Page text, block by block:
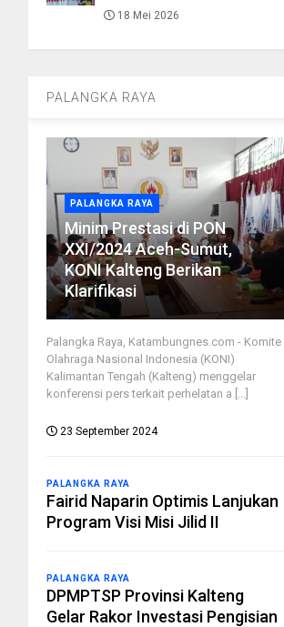
18 Mei 2026
PALANGKA RAYA
PALANGKA RAYA
Minim Prestasi di PON
XXI/2024 Aceh-Sumut,
KONI Kalteng Berikan
Klarifikasi
Palangka Raya, Katambungnes.com - Komite
Olahraga Nasional Indonesia (KONI)
Kalimantan Tengah (Kalteng) menggelar
konferensi pers terkait perhelatan a [...]
23 September 2024
PALANGKA RAYA
Fairid Naparin Optimis Lanjukan
Program Visi Misi Jilid II
PALANGKA RAYA
DPMPTSP Provinsi Kalteng
Gelar Rakor Investasi Pengisian